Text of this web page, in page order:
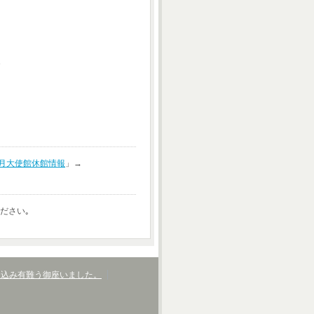
大使館休館情報 」→
さい｡
み有難う御座いました。